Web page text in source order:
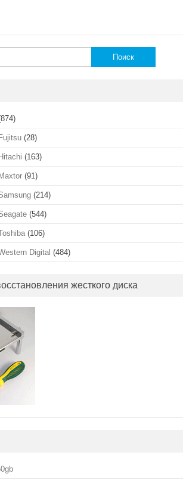
(28)
(163)
(91)
(214)
(544)
(106)
Digital (484)
жесткого диска